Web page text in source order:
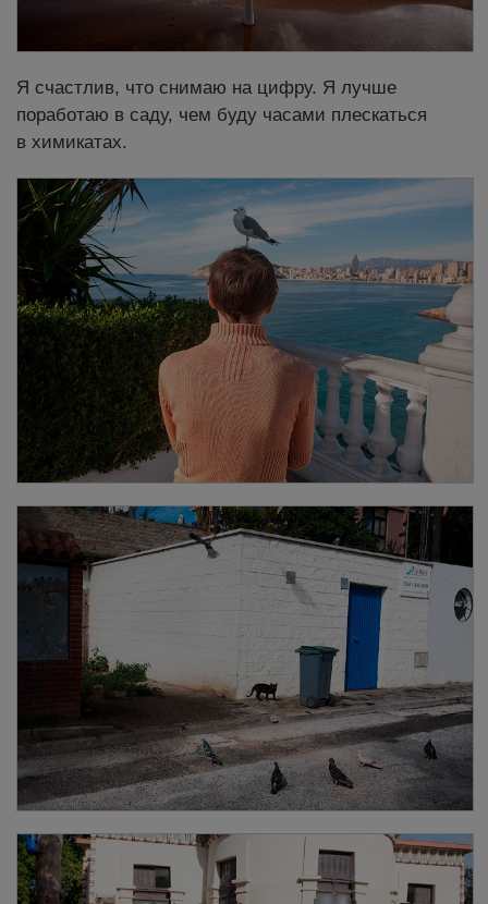
Я счастлив, что снимаю на цифру. Я лучше
поработаю в саду, чем буду часами плескаться
в химикатах.